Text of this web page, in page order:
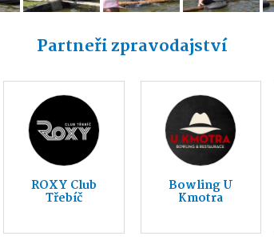
Partneři zpravodajství
ROXY Club
Třebíč
Bowling U
Kmotra